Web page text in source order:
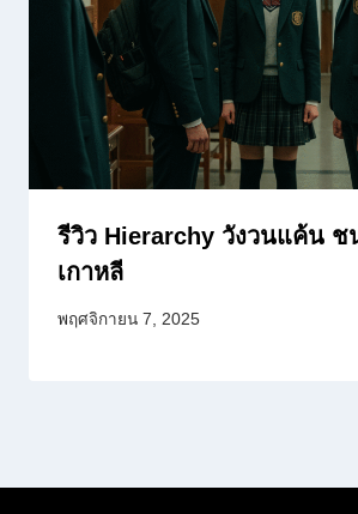
รีวิว Hierarchy วังวนแค้น
เกาหลี
พฤศจิกายน 7, 2025